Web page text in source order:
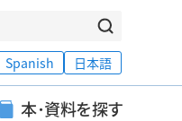
Spanish 日本語
本･資料を探す